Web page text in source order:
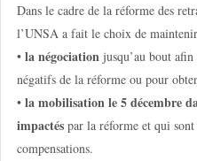
Dans le cadre de la réforme des
l’UNSA a fait le choix de
• la négociation jusqu’au bout afin
négatifs de la réforme ou pour
•la mobilisation le 5 décembre
impactéspar la réforme et qui sont
compensations.